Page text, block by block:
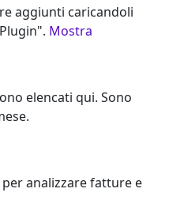
aggiunti caricandoli
Mostra
elencati qui. Sono
analizzare fatture e